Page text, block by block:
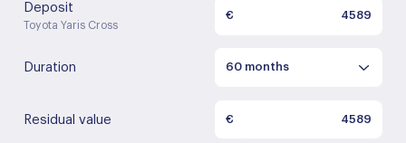
Deposit
Toyota Yaris Cross
€
Duration
Residual value €